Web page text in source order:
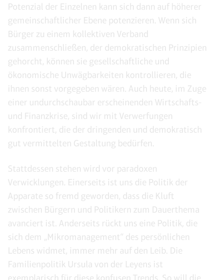
Potenzial der Einzelnen kann sich dann auf höherer
gemeinschaftlicher Ebene potenzieren. Wenn sich
Bürger zu einem kollektiven Verband
zusammenschließen, der demokratischen Prinzipien
gehorcht, können sie gesellschaftliche und
ökonomische Unwägbarkeiten kontrollieren, die
ihnen sonst vorgegeben wären. Auch heute, im Zuge
einer undurchschaubar erscheinenden Wirtschafts-
und Finanzkrise, sind wir mit Verwerfungen
konfrontiert, die der dringenden und demokratisch
gut vermittelten Gestaltung bedürfen.
Stattdessen stehen wird vor paradoxen
Verwicklungen. Einerseits ist uns die Politik der
Apparate so fremd geworden, dass die Kluft
zwischen Bürgern und Politikern zum Dauerthema
avanciert ist. Anderseits rückt uns eine Politik, die
sich dem „Mikromanagement“ des persönlichen
Lebens widmet, immer mehr auf den Leib. Die
Familienpolitik Ursula von der Leyens ist
exemplarisch für diese konfusen Trends. So will die